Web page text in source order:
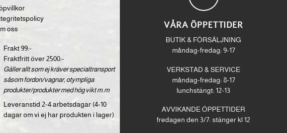
oss
Frakt 99:-
Fraktfritt över 2500:-
Gäller allt som ej kräver specialtransport
såsom fordon/vagnar, otympliga
produkter/produkter med hög vikt m.m
Leveranstid 2-4 arbetsdagar (4-10
dagar om vi ej har produkten i lager)
VÅRA ÖPPETTIDER
BUTIK & FÖRSÄLJNING
måndag-fredag: 9-17
VERKSTAD & SERVICE
måndag-fredag: 8-17
lunchstängt: 12-13
AVVIKANDE ÖPPETTIDER
fredagen den 3/7: stänger kl 12